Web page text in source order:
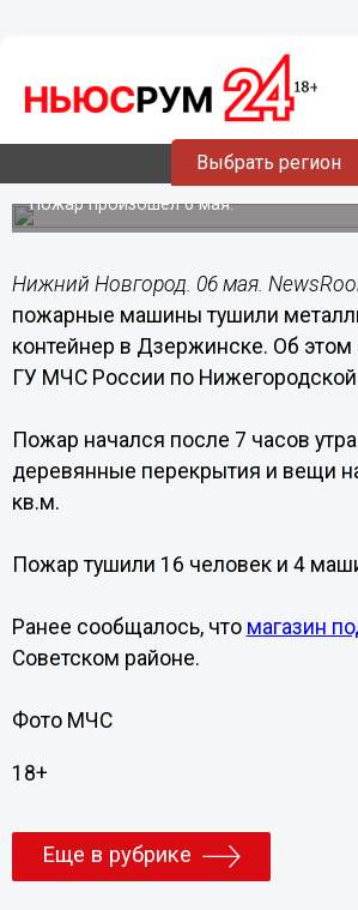
Выбрать регион
4 пожарные машины
металлический контейнер
Пожар произошел 6 мая.
Нижний Новгород. 06 мая.
пожарные машины тушили
контейнер в Дзержинске. Об
ГУ МЧС России по Нижегородской
Пожар начался после 7 часов
деревянные перекрытия и вещи
кв.м.
Пожар тушили 16 человек и 4
Ранее сообщалось, что магазин
Советском районе.
Фото МЧС
18+
Еще в рубрике